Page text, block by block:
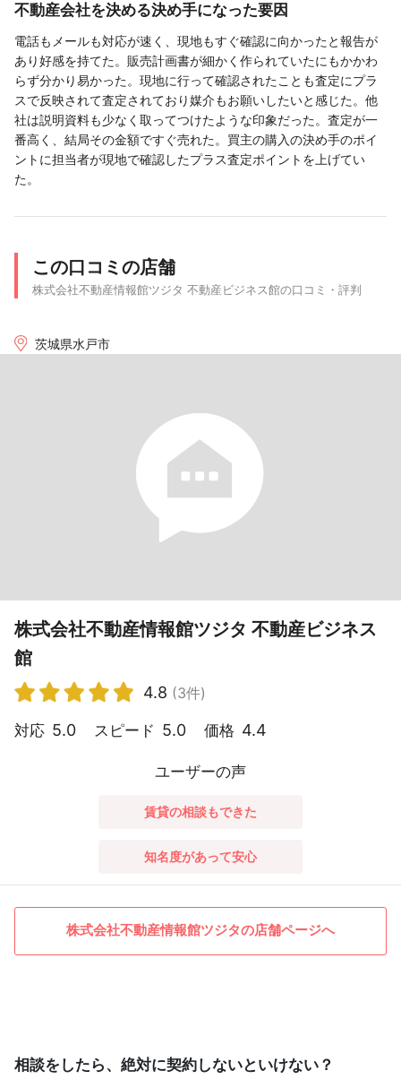
不動産会社を決める決め手になった要因
電話もメールも対応が速く、現地もすぐ確認に向かったと報告が
あり好感を持てた。販売計画書が細かく作られていたにもかかわ
らず分かり易かった。現地に行って確認されたことも査定にプラ
スで反映されて査定されており媒介もお願いしたいと感じた。他
社は説明資料も少なく取ってつけたような印象だった。査定が一
番高く、結局その金額ですぐ売れた。買主の購入の決め手のポイ
ントに担当者が現地で確認したプラス査定ポイントを上げてい
た。
この口コミの店舗
株式会社不動産情報館ツジタ 不動産ビジネス館の口コミ・評判
茨城県水戸市
株式会社不動産情報館ツジタ 不動産ビジネス
館
4.8 (3件)
対応 5.0 スピード 5.0 価格 4.4
ユーザーの声
賃貸の相談もできた
知名度があって安心
株式会社不動産情報館ツジタの店舗ページへ
相談をしたら、絶対に契約しないといけない？